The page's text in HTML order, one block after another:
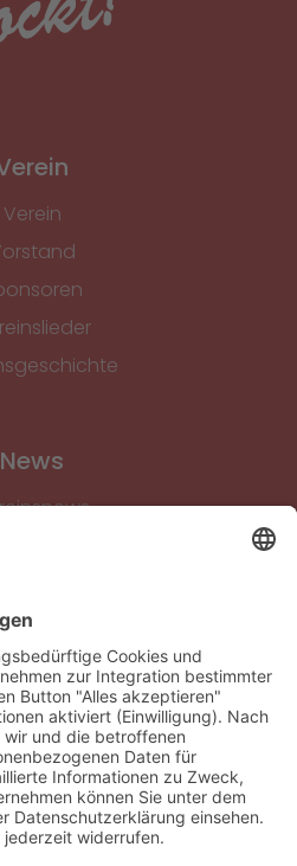
Verein
News
& Aerobic
Bereich